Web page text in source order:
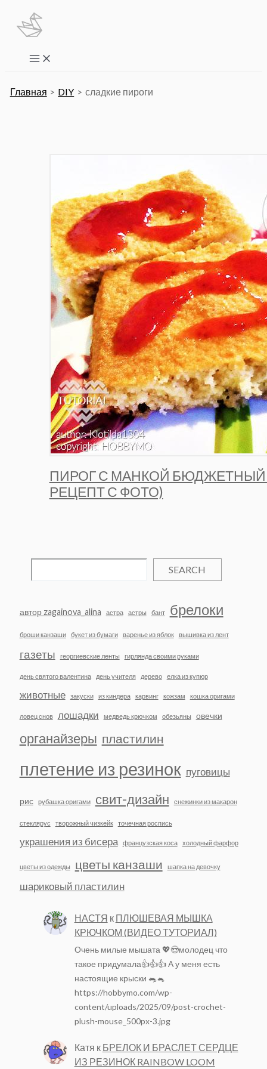
Перейти
содержимому
Main
Menu
Главная DIY сладкие пироги
ПИРОГ С МАНКОЙ
РЕЦЕПТ С ФОТО)
SEARCH
автор zagainova_alina астра астры бант брелоки
броши канзаши букет из бумаги варенье из яблок вышивка из лент
газеты георгиевские ленты гирлянда своими руками
день святого валентина день учителя дерево елка из купюр
животные закуски из киндера карвинг кожзам кошка оригами
ловец снов лошадки медведь крючком обезьяны овечки
органайзеры пластилин
плетение из резинок пуговицы
рис рубашка оригами свит-дизайн снежинки из макарон
стеклярус творожный чизкейк точечная роспись
украшения из бисера французская коса холодный фарфор
цветы из одежды цветы канзаши шапка на девочку
шариковый пластилин
НАСТЯ к ПЛЮШЕВАЯ МЫШКА
КРЮЧКОМ (ВИДЕО ТУТОРИАЛ)
Очень милые мышата 💖😍молодец что
такое придумала👍👍👍 А у меня есть
настоящие крыски 🐀🐁
https://hobbymo.com/wp-
content/uploads/2025/09/post-crochet-
plush-mouse_500px-3.jpg
Катя к БРЕЛОК И БРАСЛЕТ СЕРДЦЕ
ИЗ РЕЗИНОК RAINBOW LOOM